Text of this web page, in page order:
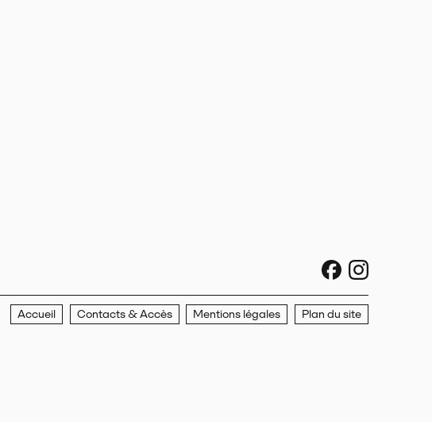
sociaux
Accueil Contacts & Accès Mentions légales Plan du site